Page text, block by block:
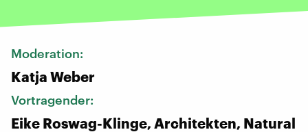
Moderation:
Katja Weber
Vortragender:
Eike Roswag-Klinge, Architekten, Natural